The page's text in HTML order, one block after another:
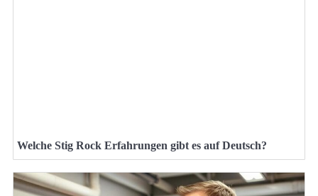
Welche Stig Rock Erfahrungen gibt es auf Deutsch?